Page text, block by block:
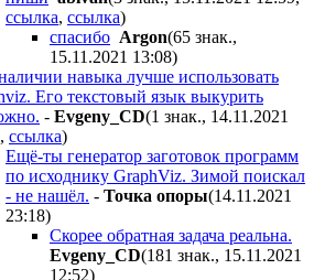
ссылка, ссылка)
спасибо Argon(65 знак.,
15.11.2021 13:08)
навыка лучше использовать
Его текстовый язык выкурить
- Evgeny_CD(1 знак., 14.11.2021
, ссылка)
Ещё-ты генератор заготовок программ
по исходнику GraphViz. Зимой поискал
- не нашёл. - Toчкa oпopы(14.11.2021
23:18)
Скорее обратная задача реальна.
Evgeny_CD(181 знак., 15.11.2021
12:52)